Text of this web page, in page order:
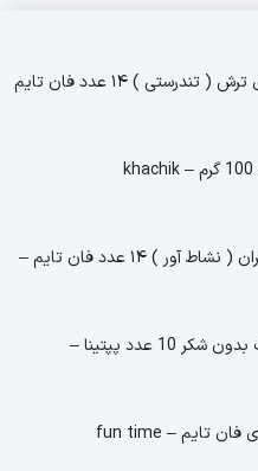
دمنوش مخلوط گیاهی چای ترش ( تندرستی ) ۱۴ عدد فان تایم
دمنوش مخلوط گیاهی زعفران ( نشاط آور ) ۱۴ عدد فان تایم –
پودر چای ماچا لته کلاسیک بدون شکر 10 عدد پپتینا –